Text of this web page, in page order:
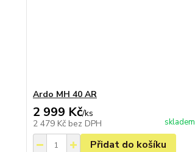
Ardo MH 40 AR
2 999 Kč/ks
2 479 Kč bez DPH skladem
Přidat do košíku